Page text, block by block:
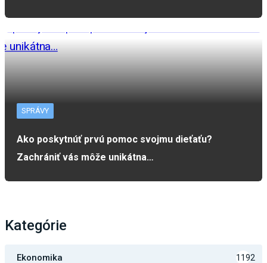
SPRÁVY
Ako poskytnúť prvú pomoc svojmu dieťaťu?
Zachrániť vás môže unikátna…
Kategórie
Ekonomika 1192